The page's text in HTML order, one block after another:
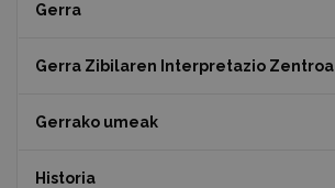
Gerra
Gerra Zibilaren Interpretazio Zentroa
Gerrako umeak
Historia